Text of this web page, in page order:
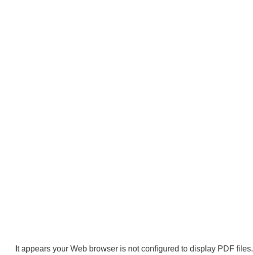
It appears your Web browser is not configured to display PDF files.